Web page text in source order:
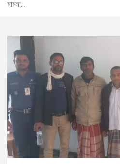
মামলা…